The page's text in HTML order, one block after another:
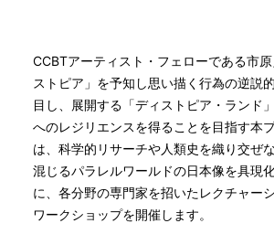
CCBTアーティスト・フェローである市
ストピア」を予知し思い描く行為の逆説
目し、展開する「ディストピア・ランド
へのレジリエンスを得ることを目指す本
は、科学的リサーチや人類史を織り交ぜ
混じるパラレルワールドの日本像を具現
に、各分野の専門家を招いたレクチャー
ワークショップを開催します。